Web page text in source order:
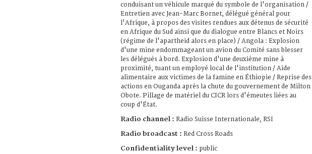
conduisant un véhicule marqué du symbole de l'organisation /
Entretien avec Jean-Marc Bornet, délégué général pour
l'Afrique, à propos des visites rendues aux détenus de sécurité
en Afrique du Sud ainsi que du dialogue entre Blancs et Noirs
(régime de l'apartheid alors en place) / Angola : Explosion
d'une mine endommageant un avion du Comité sans blesser
les délégués à bord. Explosion d'une deuxième mine à
proximité, tuant un employé local de l'institution / Aide
alimentaire aux victimes de la famine en Éthiopie / Reprise des
actions en Ouganda après la chute du gouvernement de Milton
Obote. Pillage de matériel du CICR lors d'émeutes liées au
coup d'État.
Radio channel : Radio Suisse Internationale, RSI
Radio broadcast : Red Cross Roads
Confidentiality level : public